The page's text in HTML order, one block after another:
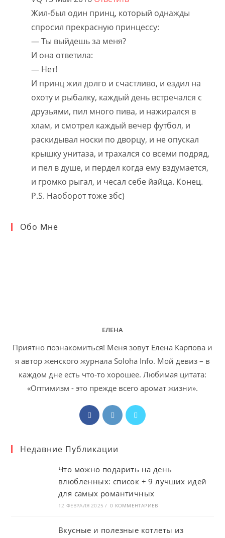
Жил-был один принц, который однажды
спросил прекрасную принцессу:
— Ты выйдешь за меня?
И она ответила:
— Нет!
И принц жил долго и счастливо, и ездил на
охоту и рыбалку, каждый день встречался с
друзьями, пил много пива, и нажирался в
хлам, и смотрел каждый вечер футбол, и
раскидывал носки по дворцу, и не опускал
крышку унитаза, и трахался со всеми подряд,
и пел в душе, и пердел когда ему вздумается,
и громко рыгал, и чесал себе йайца. Конец.
P.S. Наоборот тоже збс)
Обо Мне
ЕЛЕНА
Приятно познакомиться! Меня зовут Елена Карпова и
я автор женского журнала Soloha Info. Мой девиз – в
каждом дне есть что-то хорошее. Любимая цитата:
«Оптимизм - это прежде всего аромат жизни».
Откроется
вкладке
ОткроетсяОткроется
Недавние Публикации
Что можно подарить на день
влюбленных: список + 9 лучших идей
для самых романтичных
12 ФЕВРАЛЯ 2025 / 0 КОММЕНТАРИЕВ
Вкусные и полезные котлеты из